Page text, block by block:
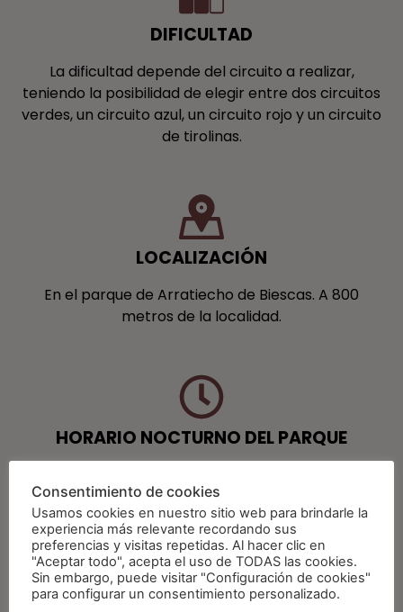
DIFICULTAD
La dificultad depende del circuito a realizar,
teniendo la posibilidad de elegir entre dos circuitos
verdes, un circuito azul, un circuito rojo y un circuito
de tirolinas.
LOCALIZACIÓN
En el parque de Arratiecho de Biescas. A 800
metros de la localidad.
HORARIO NOCTURNO DEL PARQUE
época del año y empieza con la puesta de sol
(*consultar horario nocturno actual aquí).
Consentimiento de cookies
Usamos cookies en nuestro sitio web para brindarle la
experiencia más relevante recordando sus
preferencias y visitas repetidas. Al hacer clic en
"Aceptar todo", acepta el uso de TODAS las cookies.
Sin embargo, puede visitar "Configuración de cookies"
para configurar un consentimiento personalizado.